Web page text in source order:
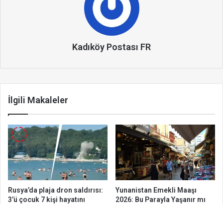
Kadıköy Postası FR
İlgili Makaleler
Rusya’da plaja dron saldırısı:
3’ü çocuk 7 kişi hayatını
Yunanistan Emekli Maaşı
2026: Bu Parayla Yaşanır mı